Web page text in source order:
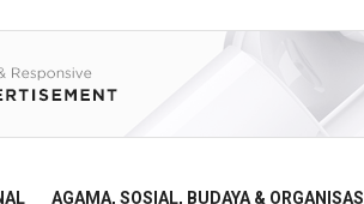
AGAMA, SOSIAL, BUDAYA & ORGANISASI